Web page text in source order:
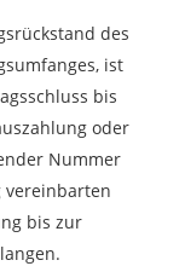
des
ist
bis
oder
Nummer
vereinbarten
bis zur